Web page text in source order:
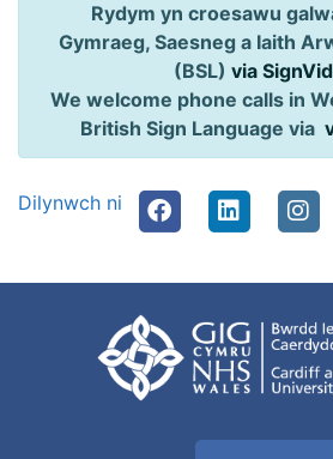
Rydym yn croesawu
Gymraeg, Saesneg a Iaith
(BSL) via
We welcome phone calls in
British Sign Language via
Dilynwch ni